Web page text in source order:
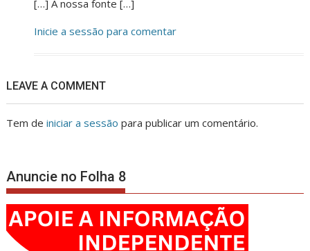
[…] A nossa fonte […]
Inicie a sessão para comentar
LEAVE A COMMENT
Tem deiniciar a sessão para publicar um comentário.
Anuncie no Folha 8